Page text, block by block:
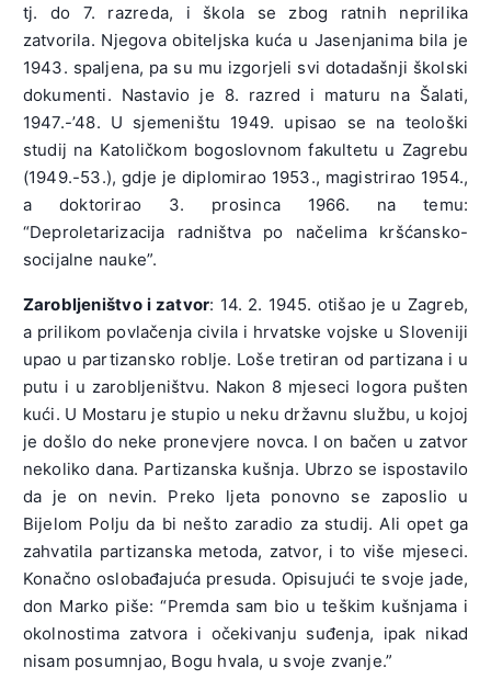
tj. do 7. razreda, i škola se zbog ratnih neprilika
zatvorila. Njegova obiteljska kuća u Jasenjanima bila je
1943. spaljena, pa su mu izgorjeli svi dotadašnji školski
dokumenti. Nastavio je 8. razred i maturu na Šalati,
1947.-’48. U sjemeništu 1949. upisao se na teološki
studij na Katoličkom bogoslovnom fakultetu u Zagrebu
(1949.-53.), gdje je diplomirao 1953., magistrirao 1954.,
a doktorirao 3. prosinca 1966. na temu:
“Deproletarizacija radništva po načelima kršćansko-
socijalne nauke”.
Zarobljeništvo i zatvor: 14. 2. 1945. otišao je u Zagreb,
a prilikom povlačenja civila i hrvatske vojske u Sloveniji
upao u partizansko roblje. Loše tretiran od partizana i u
putu i u zarobljeništvu. Nakon 8 mjeseci logora pušten
kući. U Mostaru je stupio u neku državnu službu, u kojoj
je došlo do neke pronevjere novca. I on bačen u zatvor
nekoliko dana. Partizanska kušnja. Ubrzo se ispostavilo
da je on nevin. Preko ljeta ponovno se zaposlio u
Bijelom Polju da bi nešto zaradio za studij. Ali opet ga
zahvatila partizanska metoda, zatvor, i to više mjeseci.
Konačno oslobađajuća presuda. Opisujući te svoje jade,
don Marko piše: “Premda sam bio u teškim kušnjama i
okolnostima zatvora i očekivanju suđenja, ipak nikad
nisam posumnjao, Bogu hvala, u svoje zvanje.”